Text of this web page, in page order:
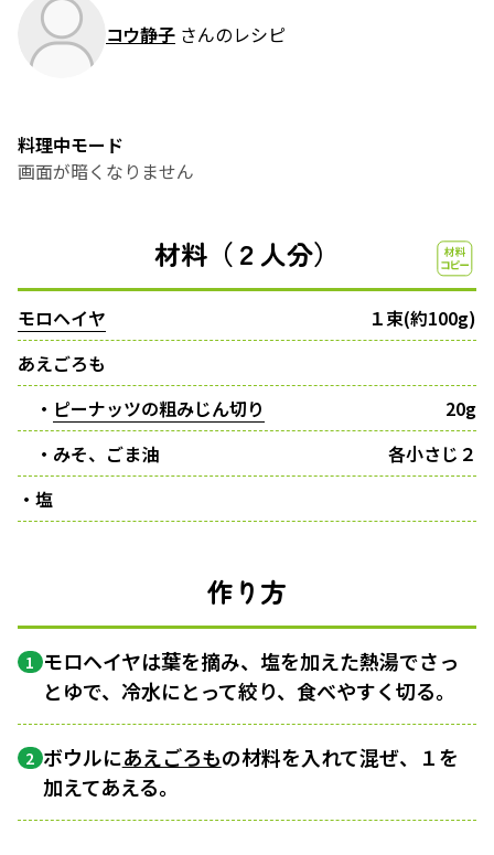
コウ静子 さんのレシピ
料理中モード
画面が暗くなりません
材料（２人分）
モロヘイヤ
１束(約100g)
あえごろも
・ ピーナッツの粗みじん切り
20g
・みそ、ごま油
各小さじ２
・塩
作り方
1 モロヘイヤは葉を摘み、塩を加えた熱湯でさっ
とゆで、冷水にとって絞り、食べやすく切る。
2 ボウルにあえごろもの材料を入れて混ぜ、１を
加えてあえる。